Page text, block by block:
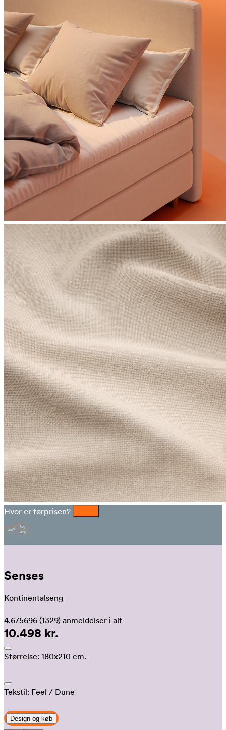
Hvor er førprisen?
Senses
Kontinentalseng
4.675696 (1329) anmeldelser i alt
10.498 kr.
Størrelse: 180x210 cm.
Tekstil: Feel / Dune
Design og køb